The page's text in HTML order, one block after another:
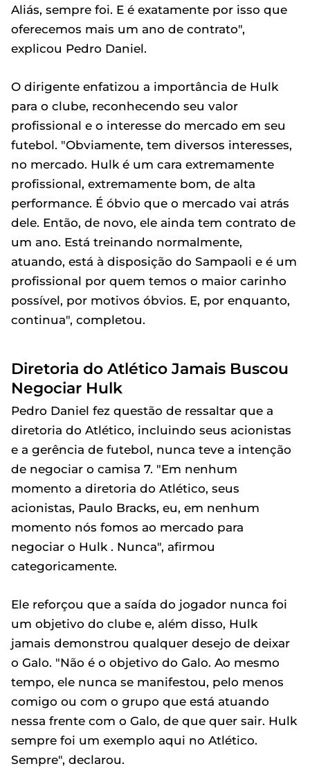
Aliás, sempre foi. E é exatamente por isso que
oferecemos mais um ano de contrato",
explicou Pedro Daniel.
O dirigente enfatizou a importância de Hulk
para o clube, reconhecendo seu valor
profissional e o interesse do mercado em seu
futebol. "Obviamente, tem diversos interesses,
no mercado. Hulk é um cara extremamente
profissional, extremamente bom, de alta
performance. É óbvio que o mercado vai atrás
dele. Então, de novo, ele ainda tem contrato de
um ano. Está treinando normalmente,
atuando, está à disposição do Sampaoli e é um
profissional por quem temos o maior carinho
possível, por motivos óbvios. E, por enquanto,
continua", completou.
Diretoria do Atlético Jamais Buscou
Negociar Hulk
Pedro Daniel fez questão de ressaltar que a
diretoria do Atlético, incluindo seus acionistas
e a gerência de futebol, nunca teve a intenção
de negociar o camisa 7. "Em nenhum
momento a diretoria do Atlético, seus
acionistas, Paulo Bracks, eu, em nenhum
momento nós fomos ao mercado para
negociar o Hulk . Nunca", afirmou
categoricamente.
Ele reforçou que a saída do jogador nunca foi
um objetivo do clube e, além disso, Hulk
jamais demonstrou qualquer desejo de deixar
o Galo. "Não é o objetivo do Galo. Ao mesmo
tempo, ele nunca se manifestou, pelo menos
comigo ou com o grupo que está atuando
nessa frente com o Galo, de que quer sair. Hulk
sempre foi um exemplo aqui no Atlético.
Sempre", declarou.